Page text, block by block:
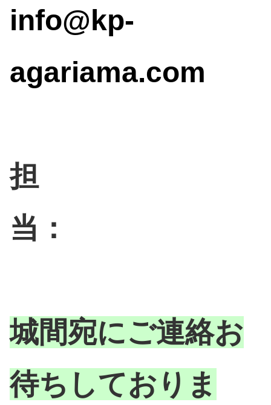
info@kp-
agariama.com
担
当：
城間宛にご連絡お
待ちしておりま